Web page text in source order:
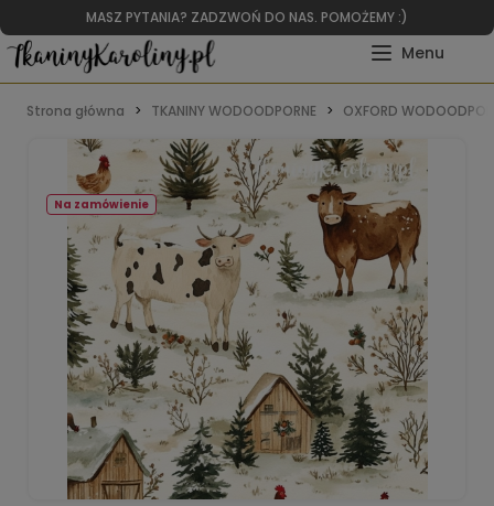
MASZ PYTANIA? ZADZWOŃ DO NAS. POMOŻEMY :)
Strona główna TKANINY WODOODPORNE OXFORD
Na zamówienie